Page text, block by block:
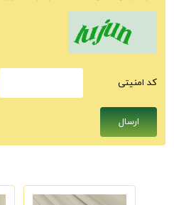
كد امنيتى